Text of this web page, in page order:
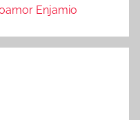
Enjamio